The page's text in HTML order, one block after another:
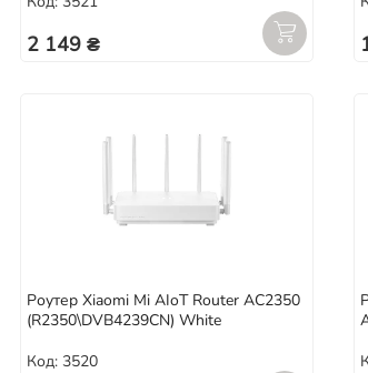
2 149 ₴
Роутер Xiaomi Mi AIoT Router AC2350
(R2350\DVB4239CN) White
Код: 3520